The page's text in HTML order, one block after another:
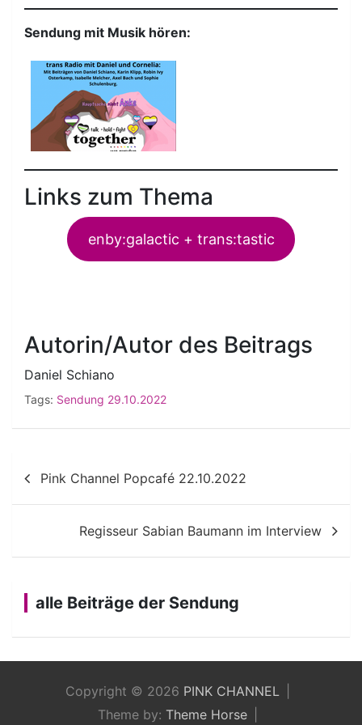
Sendung mit Musik hören:
Links zum Thema
enby:galactic + trans:tastic
Autorin/Autor des Beitrags
Daniel Schiano
Tags: Sendung 29.10.2022
Beitragsnavigation
Pink Channel Popcafé 22.10.2022
Regisseur Sabian Baumann im Interview
alle Beiträge der Sendung
Copyright © 2026 PINK CHANNEL
Theme by: Theme Horse